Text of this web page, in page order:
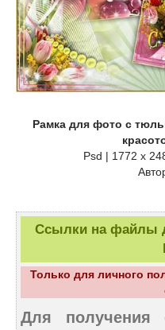
Рамка для фото с
Psd | 1772 x
Ссылки на файлы
Только для личного
Для получения